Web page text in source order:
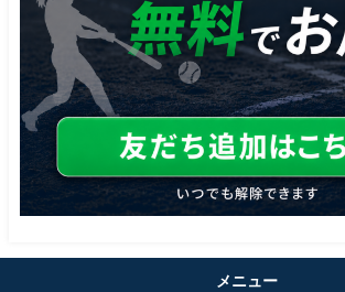
メニュー